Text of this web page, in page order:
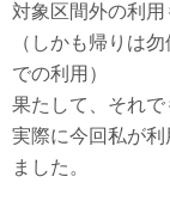
対象区間外の利用
（しかも帰りは
での利用）
果たして、それで
実際に今回私が
ました。